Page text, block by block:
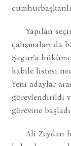
Yapılan
çalışmaları da
Şagur’a
kabile listesi
Yeni adaylar
görevlendirildi
görevine başladı.
Ali Zeydan